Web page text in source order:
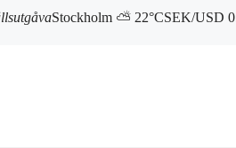
Stockholm ⛅ 22°CSEK/USD